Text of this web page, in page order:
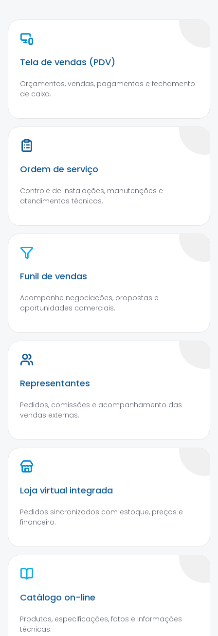
Tela de vendas (PDV)
Orçamentos, vendas, pagamentos e fechamento
de caixa.
Ordem de serviço
Controle de instalações, manutenções e
atendimentos técnicos.
Funil de vendas
Acompanhe negociações, propostas e
oportunidades comerciais.
Representantes
Pedidos, comissões e acompanhamento das
vendas externas.
Loja virtual integrada
Pedidos sincronizados com estoque, preços e
financeiro.
Catálogo on-line
Produtos, especificações, fotos e informações
técnicas.